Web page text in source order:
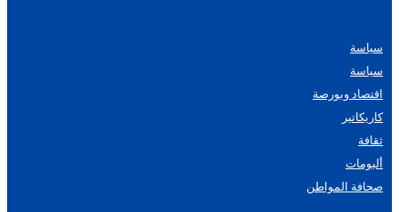
سياسة
سياسة
اقتصاد وبورصة
كاريكاتير
ثقافة
ألبومات
صحافة المواطن